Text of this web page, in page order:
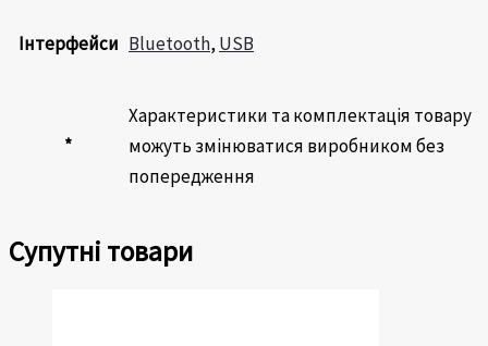
Інтерфейси Bluetooth, USB
*
Характеристики та комплектація товару
можуть змінюватися виробником без
попередження
Супутні товари